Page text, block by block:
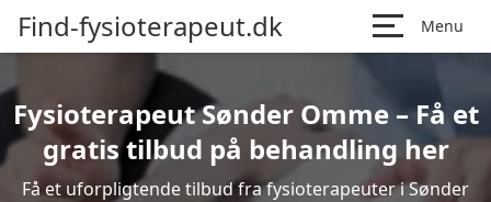
Find-fysioterapeut.dk Menu
Fysioterapeut Sønder Omme – Få et
gratis tilbud på behandling her
Få et uforpligtende tilbud fra fysioterapeuter i Sønder